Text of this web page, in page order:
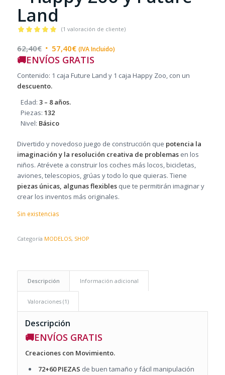
Land
con5.00de 5
en base a
de un cliente
(1 valoración de cliente)
62,40€ El
precio
original
era:
57,40€El
precio
actual
(IVA Incluido)
🚚ENVÍOS GRATIS
Contenido: 1 caja Future Land y 1 caja Happy Zoo, con un
descuento.
Edad: 3 – 8 años.
Piezas: 132
Nivel: Básico
Divertido y novedoso juego de construcción que potencia la
imaginación y la resolución creativa de problemasen los
niños. Atrévete a construir los coches más locos, bicicletas,
aviones, telescopios, grúas y todo lo que quieras. Tiene
piezas únicas, algunas flexiblesque te permitirán imaginar y
crear los inventos más originales.
Sin existencias
Categoría MODELOS, SHOP
Descripción Información adicional
Valoraciones (1)
Descripción
🚚ENVÍOS GRATIS
Creaciones con Movimiento.
72+60 PIEZAS de buen tamaño y fácil manipulación